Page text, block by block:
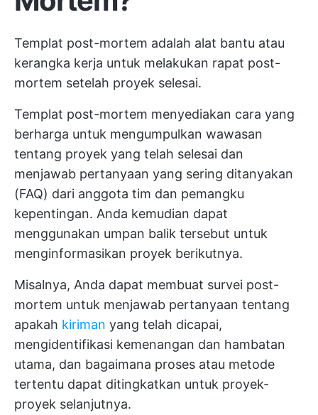
Templat post-mortem adalah alat bantu atau
kerangka kerja untuk melakukan rapat post-
mortem setelah proyek selesai.
Templat post-mortem menyediakan cara yang
berharga untuk mengumpulkan wawasan
tentang proyek yang telah selesai dan
menjawab pertanyaan yang sering ditanyakan
(FAQ) dari anggota tim dan pemangku
kepentingan. Anda kemudian dapat
menggunakan umpan balik tersebut untuk
menginformasikan proyek berikutnya.
Misalnya, Anda dapat membuat survei post-
mortem untuk menjawab pertanyaan tentang
apakah kiriman yang telah dicapai,
mengidentifikasi kemenangan dan hambatan
utama, dan bagaimana proses atau metode
tertentu dapat ditingkatkan untuk proyek-
proyek selanjutnya.